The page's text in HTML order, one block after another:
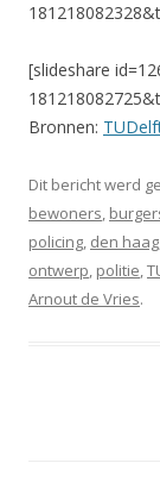
[slideshare
Bronnen:
Dit bericht werd
bewoners,
policing, den haag
ontwerp, politie,
Arnout de Vries.